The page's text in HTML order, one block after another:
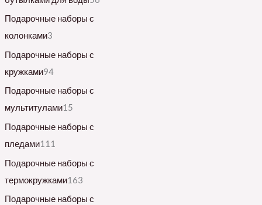
Подарочные наборы с
колонками3
Подарочные наборы с
кружками94
Подарочные наборы с
мультитулами15
Подарочные наборы с
пледами111
Подарочные наборы с
термокружками163
Подарочные наборы с